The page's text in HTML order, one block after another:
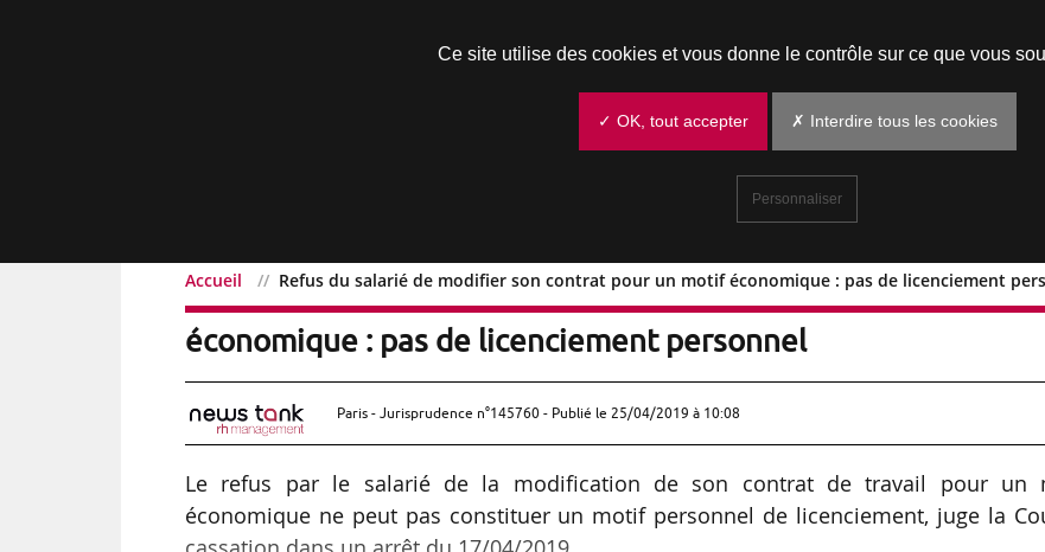
Accueil Refus du salarié de modifier son contrat pour un motif économique : pas de licenciement
Refus du salarié de modifier son contrat pour un motif
économique : pas de licenciement personnel
Paris - Jurisprudence n°145760 - Publié le 25/04/2019 à 10:08
Le refus par le salarié de la modification de son contrat de travail pour un
économique ne peut pas constituer un motif personnel de licenciement, juge la
Ce site utilise des cookies et vous donne le contrôle sur ce que vous
✓ OK, tout accepter ✗ Interdire tous les cookies
Personnaliser